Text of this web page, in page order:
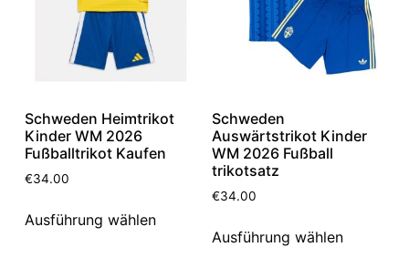
Schweden Heimtrikot
Kinder WM 2026
Fußballtrikot Kaufen
€34.00
Ausführung wählen
Schweden
Auswärtstrikot Kinder
WM 2026 Fußball
trikotsatz
€34.00
Ausführung wählen